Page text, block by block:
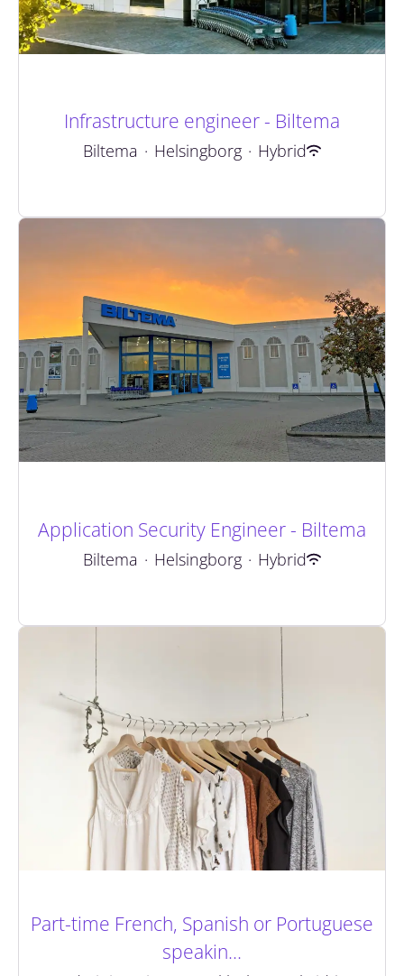
Infrastructure engineer - Biltema
Biltema · Helsingborg · Hybrid
Application Security Engineer - Biltema
Biltema · Helsingborg · Hybrid
Part-time French, Spanish or Portuguese
speakin...